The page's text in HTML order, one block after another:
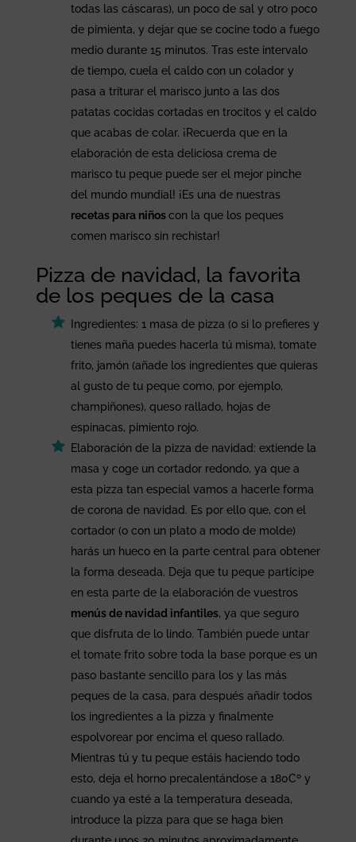
todas las cáscaras), un poco de sal y otro poco
de pimienta, y dejar que se cocine todo a fuego
medio durante 15 minutos. Tras este intervalo
de tiempo, cuela el caldo con un colador y
pasa a triturar el marisco junto a las dos
patatas cocidas cortadas en trocitos y el caldo
que acabas de colar. ¡Recuerda que en la
elaboración de esta deliciosa crema de
marisco tu peque puede ser el mejor pinche
del mundo mundial! ¡Es una de nuestras
recetas para niñoscon la que los peques
comen marisco sin rechistar!
Pizza de navidad, la favorita
de los peques de la casa
Ingredientes: 1 masa de pizza (o si lo prefieres y
tienes maña puedes hacerla tú misma), tomate
frito, jamón (añade los ingredientes que quieras
al gusto de tu peque como, por ejemplo,
champiñones), queso rallado, hojas de
espinacas, pimiento rojo.
Elaboración de la pizza de navidad: extiende la
masa y coge un cortador redondo, ya que a
esta pizza tan especial vamos a hacerle forma
de corona de navidad. Es por ello que, con el
cortador (o con un plato a modo de molde)
harás un hueco en la parte central para obtener
la forma deseada. Deja que tu peque participe
en esta parte de la elaboración de vuestros
menús de navidad infantiles, ya que seguro
que disfruta de lo lindo. También puede untar
el tomate frito sobre toda la base porque es un
paso bastante sencillo para los y las más
peques de la casa, para después añadir todos
los ingredientes a la pizza y finalmente
espolvorear por encima el queso rallado.
Mientras tú y tu peque estáis haciendo todo
esto, deja el horno precalentándose a 180Cº y
cuando ya esté a la temperatura deseada,
introduce la pizza para que se haga bien